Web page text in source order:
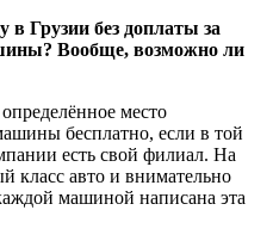
в Грузии без доплаты за
Вообще, возможно ли
место
бесплатно, если в той
есть свой филиал. На
класс авто и внимательно
машиной написана эта